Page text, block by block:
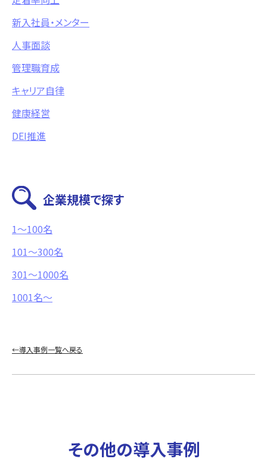
新入社員・メンター
人事面談
管理職育成
キャリア自律
健康経営
DEI推進
企業規模で探す
1〜100名
101〜300名
301～1000名
1001名〜
←導入事例一覧へ戻る
その他の導入事例